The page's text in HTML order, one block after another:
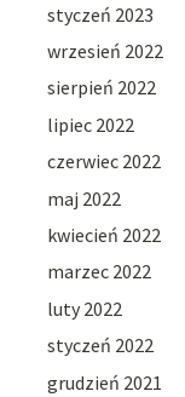
styczeń 2023
wrzesień 2022
sierpień 2022
lipiec 2022
czerwiec 2022
maj 2022
kwiecień 2022
marzec 2022
luty 2022
styczeń 2022
grudzień 2021